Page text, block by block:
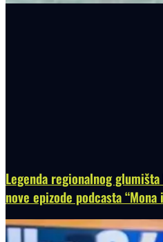
Legenda regionalnog
nove epizode podcasta